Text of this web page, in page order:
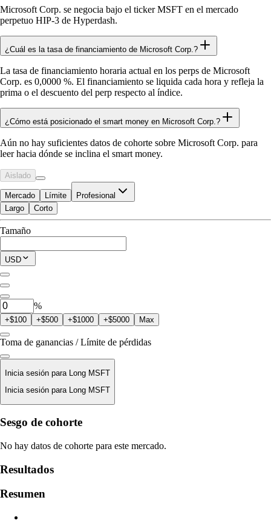
Microsoft Corp. se negocia bajo el ticker MSFT en el mercado
perpetuo HIP-3 de Hyperdash.
¿Cuál es la tasa de financiamiento de Microsoft Corp.?
La tasa de financiamiento horaria actual en los perps de Microsoft
Corp. es 0,0000 %. El financiamiento se liquida cada hora y refleja la
prima o el descuento del perp respecto al índice.
¿Cómo está posicionado el smart money en Microsoft Corp.?
Aún no hay suficientes datos de cohorte sobre Microsoft Corp. para
leer hacia dónde se inclina el smart money.
Aislado
Mercado Límite Profesional
Disponible para Trade
$0.00
Posición Actual
0 MSFT
Largo Corto
Tamaño
USD
%
+$100 +$500 +$1000 +$5000 Max
Toma de ganancias / Límite de pérdidas
Inicia sesión para Long MSFT
Inicia sesión para Long MSFT
Precio De Liquidación
N/D
Sesgo de cohorte
No hay datos de cohorte para este mercado.
Resultados
Resumen